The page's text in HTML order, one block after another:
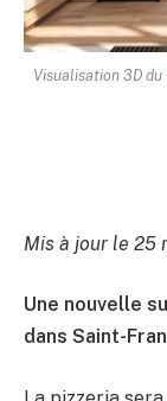
Visualisation 3D
Mis à jour le 25
Une nouvelle
dans Saint-